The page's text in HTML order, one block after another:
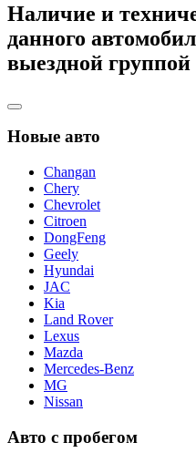
Наличие и
данного
выездной группой
Новые авто
Changan
Chery
Chevrolet
Citroen
DongFeng
Geely
Hyundai
JAC
Kia
Land Rover
Lexus
Mazda
Mercedes-Benz
MG
Nissan
Авто с пробегом